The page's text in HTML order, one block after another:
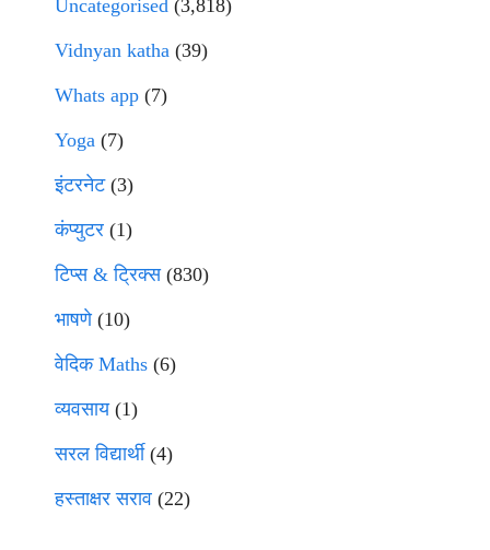
Uncategorised (3,818)
Vidnyan katha (39)
Whats app (7)
Yoga (7)
इंटरनेट(3)
कंप्युटर (1)
टिप्स & ट्रिक्स(830)
भाषणे(10)
वेदिक Maths (6)
व्यवसाय(1)
सरल विद्यार्थी(4)
हस्ताक्षर सराव (22)